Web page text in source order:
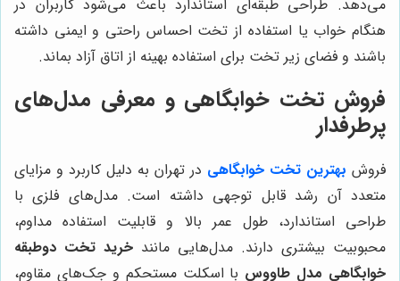
می‌دهد. طراحی طبقه‌ای استاندارد باعث می‌شود کاربران در
هنگام خواب یا استفاده از تخت احساس راحتی و ایمنی داشته
باشند و فضای زیر تخت برای استفاده بهینه از اتاق آزاد بماند.
فروش تخت خوابگاهی و معرفی مدل‌های
پرطرفدار
فروش بهترین تخت خوابگاهی در تهران به دلیل کاربرد و مزایای
متعدد آن رشد قابل توجهی داشته است. مدل‌های فلزی با
طراحی استاندارد، طول عمر بالا و قابلیت استفاده مداوم،
محبوبیت بیشتری دارند. مدل‌هایی مانند خرید تخت دوطبقه
خوابگاهی مدل طاووس با اسکلت مستحکم و جک‌های مقاوم،